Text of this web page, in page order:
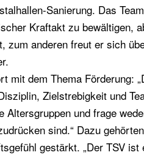
Sanierung. Das
Kraftakt zu
anderen freut er sich
dem Thema Förderung:
Zielstrebigkeit und
und frage
sind.“ Dazu
gestärkt. „Der TSV